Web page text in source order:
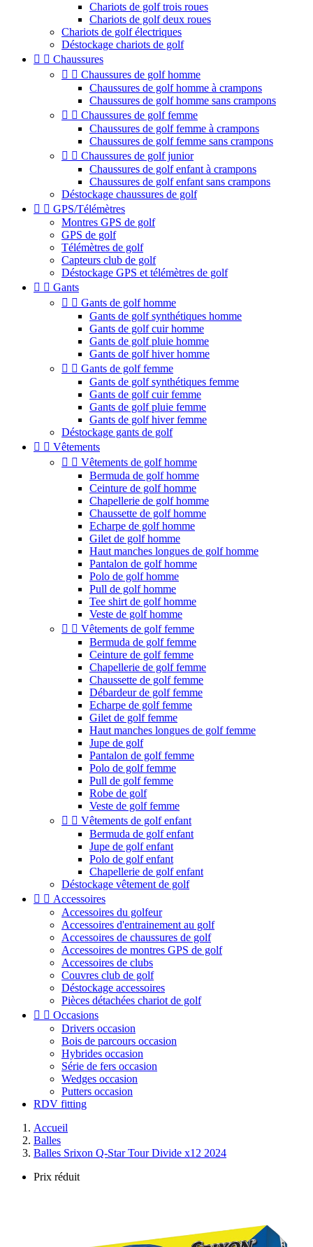
Chariots de golf trois roues
Chariots de golf deux roues
Chariots de golf électriques
Déstockage chariots de golf
  Chaussures
  Chaussures de golf homme
Chaussures de golf homme à crampons
Chaussures de golf homme sans crampons
  Chaussures de golf femme
Chaussures de golf femme à crampons
Chaussures de golf femme sans crampons
  Chaussures de golf junior
Chaussures de golf enfant à crampons
Chaussures de golf enfant sans crampons
Déstockage chaussures de golf
  GPS/Télémètres
Montres GPS de golf
GPS de golf
Télémètres de golf
Capteurs club de golf
Déstockage GPS et télémètres de golf
  Gants
  Gants de golf homme
Gants de golf synthétiques homme
Gants de golf cuir homme
Gants de golf pluie homme
Gants de golf hiver homme
  Gants de golf femme
Gants de golf synthétiques femme
Gants de golf cuir femme
Gants de golf pluie femme
Gants de golf hiver femme
Déstockage gants de golf
  Vêtements
  Vêtements de golf homme
Bermuda de golf homme
Ceinture de golf homme
Chapellerie de golf homme
Chaussette de golf homme
Echarpe de golf homme
Gilet de golf homme
Haut manches longues de golf homme
Pantalon de golf homme
Polo de golf homme
Pull de golf homme
Tee shirt de golf homme
Veste de golf homme
  Vêtements de golf femme
Bermuda de golf femme
Ceinture de golf femme
Chapellerie de golf femme
Chaussette de golf femme
Débardeur de golf femme
Echarpe de golf femme
Gilet de golf femme
Haut manches longues de golf femme
Jupe de golf
Pantalon de golf femme
Polo de golf femme
Pull de golf femme
Robe de golf
Veste de golf femme
  Vêtements de golf enfant
Bermuda de golf enfant
Jupe de golf enfant
Polo de golf enfant
Chapellerie de golf enfant
Déstockage vêtement de golf
  Accessoires
Accessoires du golfeur
Accessoires d'entrainement au golf
Accessoires de chaussures de golf
Accessoires de montres GPS de golf
Accessoires de clubs
Couvres club de golf
Déstockage accessoires
Pièces détachées chariot de golf
  Occasions
Drivers occasion
Bois de parcours occasion
Hybrides occasion
Série de fers occasion
Wedges occasion
Putters occasion
RDV fitting
Accueil
Balles
Balles Srixon Q-Star Tour Divide x12 2024
Prix réduit